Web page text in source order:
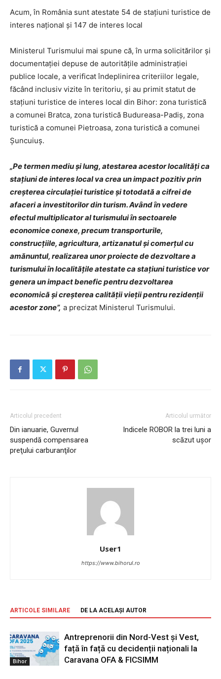
Acum, în România sunt atestate 54 de staţiuni turistice de
interes naţional şi 147 de interes local
Ministerul Turismului mai spune că, în urma solicitărilor și
documentației depuse de autorităţile administraţiei
publice locale, a verificat îndeplinirea criteriilor legale,
făcând inclusiv vizite în teritoriu, și au primit statut de
stațiuni turistice de interes local din Bihor: zona turistică
a comunei Bratca, zona turistică Budureasa-Padiș, zona
turistică a comunei Pietroasa, zona turistică a comunei
Șuncuiuș.
„Pe termen mediu şi lung, atestarea acestor localități ca
stațiuni de interes local va crea un impact pozitiv prin
creşterea circulaţiei turistice şi totodată a cifrei de
afaceri a investitorilor din turism. Avȃnd ȋn vedere
efectul multiplicator al turismului ȋn sectoarele
economice conexe, precum transporturile,
construcțiile, agricultura, artizanatul și comerțul cu
amănuntul, realizarea unor proiecte de dezvoltare a
turismului ȋn localităţile atestate ca staţiuni turistice vor
genera un impact benefic pentru dezvoltarea
economică și creşterea calităţii vieţii pentru rezidenţii
acestor zone”, a precizat Ministerul Turismului.
Articolul precedent
Din ianuarie, Guvernul
suspendă compensarea
preţului carburanţilor
Articolul următor
Indicele ROBOR la trei luni a
scăzut uşor
User1
https://www.bihorul.ro
ARTICOLE SIMILARE DE LA ACELAȘI AUTOR
Bihor
Antreprenorii din Nord-Vest și Vest,
față în față cu decidenții naționali la
Caravana OFA & FICSIMM